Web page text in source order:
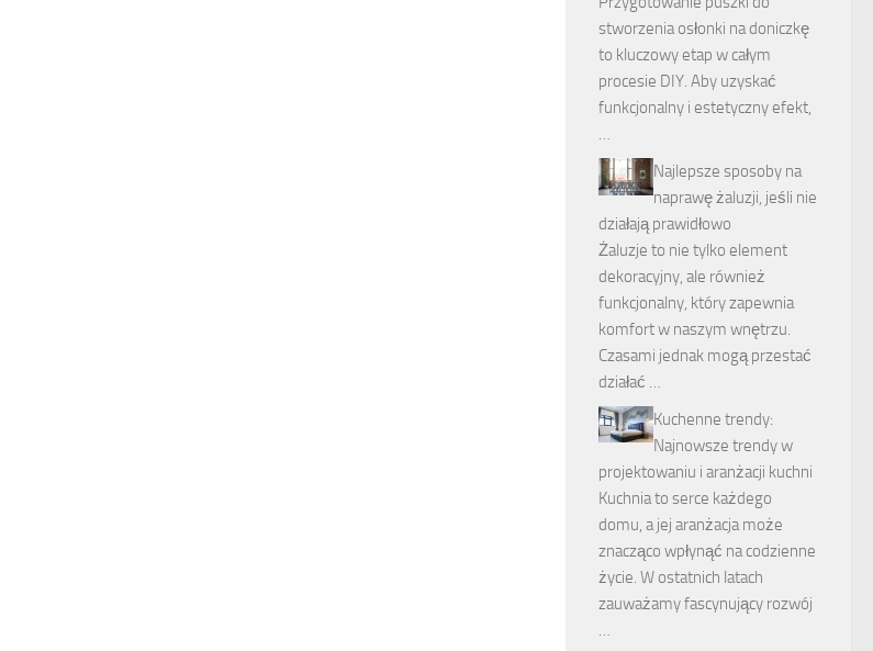
stworzenia osłonki na doniczkę
to kluczowy etap w całym
procesie DIY. Aby uzyskać
funkcjonalny i estetyczny efekt,
…
Najlepsze sposoby na
naprawę żaluzji, jeśli nie
działają prawidłowo
Żaluzje to nie tylko element
dekoracyjny, ale również
funkcjonalny, który zapewnia
komfort w naszym wnętrzu.
Czasami jednak mogą przestać
działać …
Kuchenne trendy:
Najnowsze trendy w
projektowaniu i aranżacji kuchni
Kuchnia to serce każdego
domu, a jej aranżacja może
znacząco wpłynąć na codzienne
życie. W ostatnich latach
zauważamy fascynujący rozwój
…